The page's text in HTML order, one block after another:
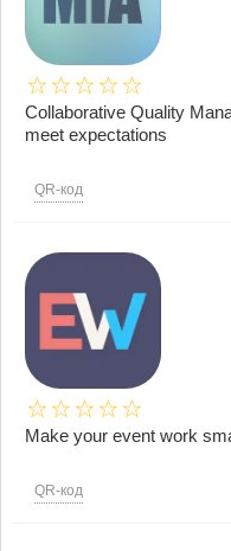
Collaborative Quality
meet expectations
QR-код
Make your event work
QR-код